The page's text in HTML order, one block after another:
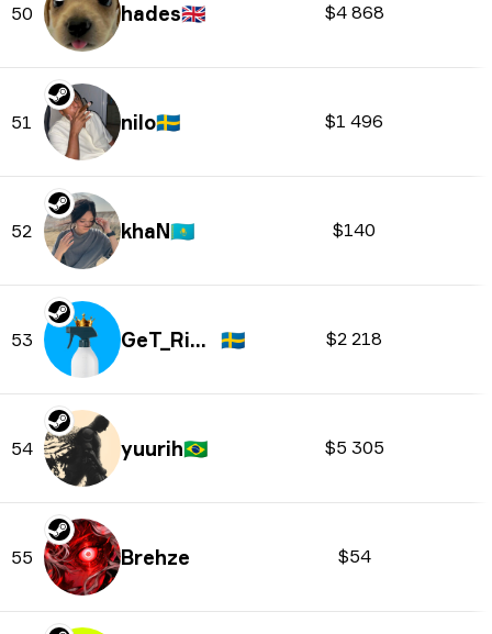
50 hades🇬🇧 $4 868
51 nilo🇸🇪 $1 496
52 khaN🇰🇿 $140
53 GeT_RiGhT 🇸🇪 $2 218
54 yuurih🇧🇷 $5 305
55 Brehze $54